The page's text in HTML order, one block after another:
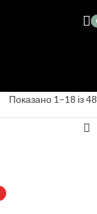
Показано 1–18 із 48